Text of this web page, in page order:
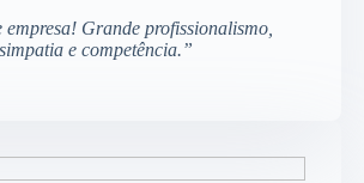
empresa! Grande profissionalismo,
simpatia e competência.”